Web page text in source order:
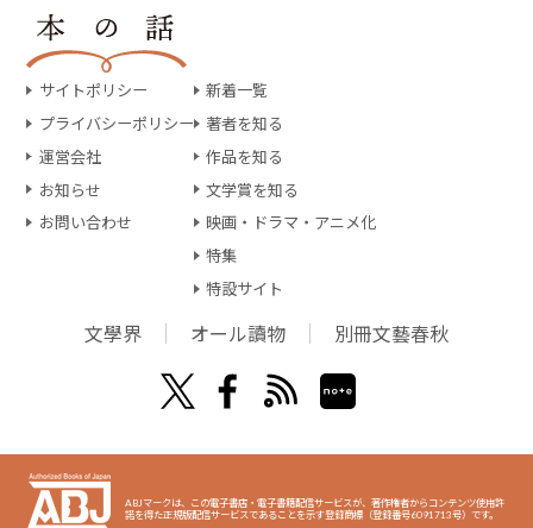
サイトポリシー
プライバシーポリシー
運営会社
お知らせ
お問い合わせ
新着一覧
著者を知る
作品を知る
文学賞を知る
映画・ドラマ・アニメ化
特集
特設サイト
文學界 オール讀物 別冊文藝春秋
ABJマークは、この電子書店・電子書籍配信サービスが、著作権者からコンテンツ使用許
諾を得た正規版配信サービスであることを示す登録商標（登録番号6091713号）です。